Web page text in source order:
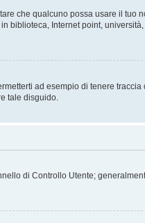
che qualcuno possa usare il tuo
biblioteca, Internet point,
ad esempio di tenere
tale disguido.
di Controllo Utente;